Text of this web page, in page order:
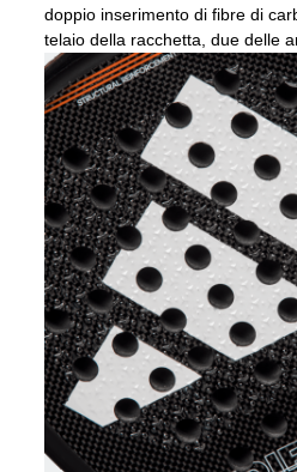
doppio inserimento di fibre di
telaio della racchetta, due delle